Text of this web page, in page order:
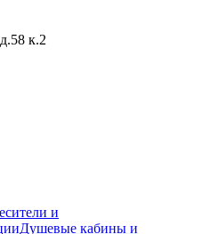
к.2
и
Душевые кабины и